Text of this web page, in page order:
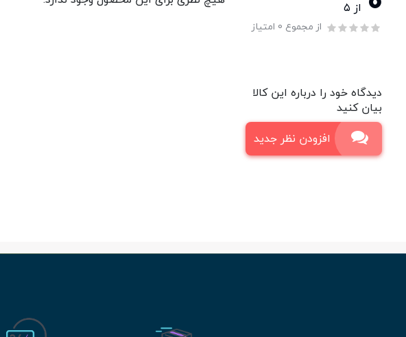
از ۵
از مجموع 0 امتیاز
دیدگاه خود را درباره این کالا
بیان کنید
افزودن نظر جدید